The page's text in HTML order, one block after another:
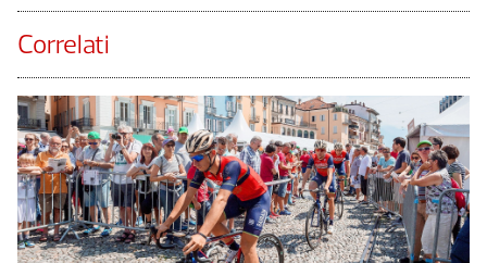
Correlati